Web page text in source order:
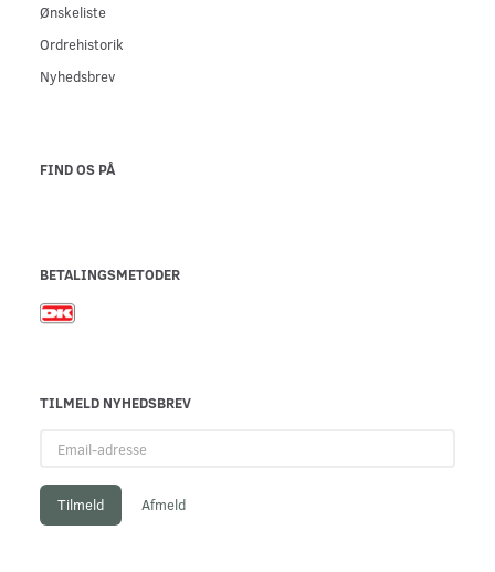
Ønskeliste
Ordrehistorik
Nyhedsbrev
FIND OS PÅ
BETALINGSMETODER
TILMELD NYHEDSBREV
adresse
Tilmeld Afmeld